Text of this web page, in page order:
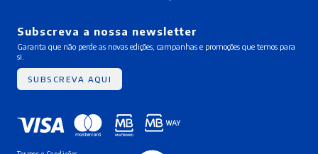
Subscreva a nossa newsletter
Garanta que não perde as novas edições, campanhas e promoções que temos para
si.
SUBSCREVA AQUI